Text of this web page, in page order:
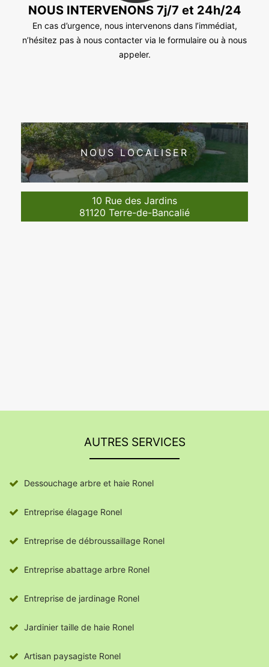
NOUS INTERVENONS 7j/7 et 24h/24
En cas d’urgence, nous intervenons dans l’immédiat,
n’hésitez pas à nous contacter via le formulaire ou à nous
appeler.
NOUS LOCALISER
10 Rue des Jardins
81120 Terre-de-Bancalié
AUTRES SERVICES
Dessouchage arbre et haie Ronel
Entreprise élagage Ronel
Entreprise de débroussaillage Ronel
Entreprise abattage arbre Ronel
Entreprise de jardinage Ronel
Jardinier taille de haie Ronel
Artisan paysagiste Ronel